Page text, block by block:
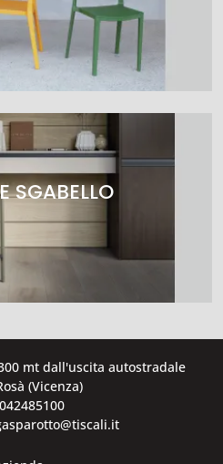
SGABELLO
mt dall'uscita autostradale
(Vicenza)